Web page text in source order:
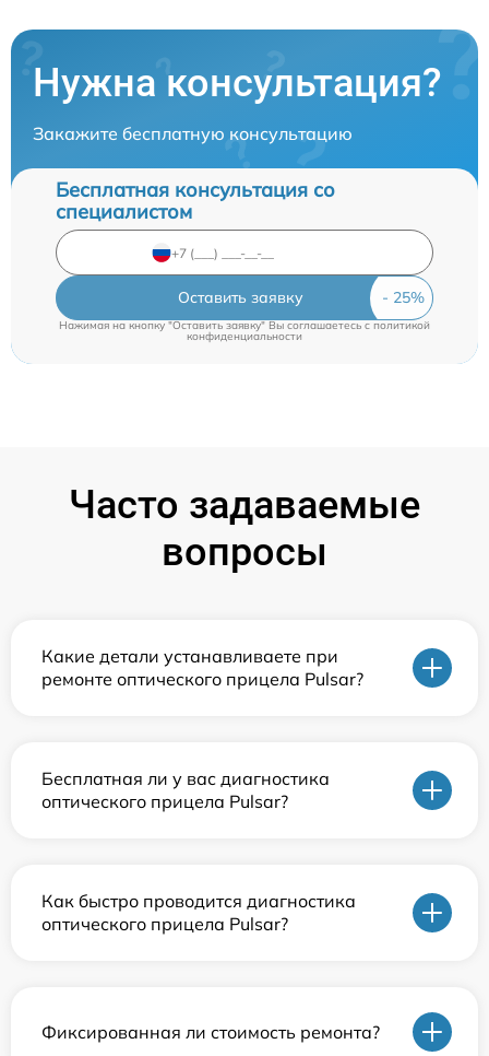
Нужна консультация?
Закажите бесплатную консультацию
Бесплатная консультация со
специалистом
Оставить заявку
Нажимая на кнопку "Оставить заявку" Вы соглашаетесь c политикой
конфиденциальности
Часто задаваемые
вопросы
Какие детали устанавливаете при
ремонте оптического прицела Pulsar?
Бесплатная ли у вас диагностика
оптического прицела Pulsar?
Как быстро проводится диагностика
оптического прицела Pulsar?
Фиксированная ли стоимость ремонта?